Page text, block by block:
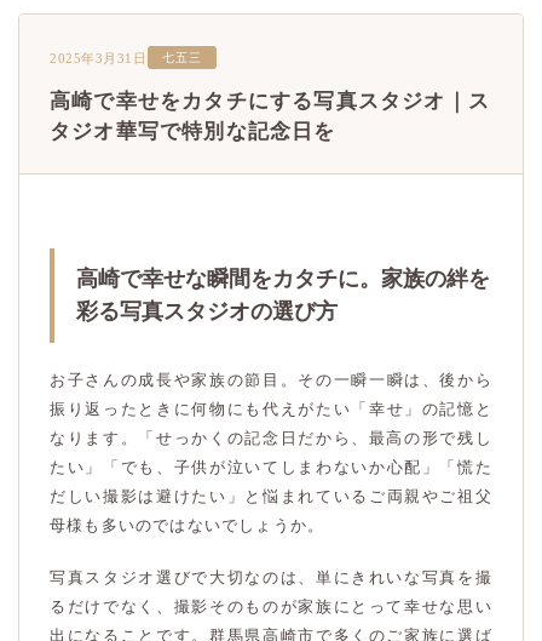
2025年3月31日 七五三
高崎で幸せをカタチにする写真スタジオ｜ス
タジオ華写で特別な記念日を
高崎で幸せな瞬間をカタチに。家族の絆を
彩る写真スタジオの選び方
お子さんの成長や家族の節目。その一瞬一瞬は、後から
振り返ったときに何物にも代えがたい「幸せ」の記憶と
なります。「せっかくの記念日だから、最高の形で残し
たい」「でも、子供が泣いてしまわないか心配」「慌た
だしい撮影は避けたい」と悩まれているご両親やご祖父
母様も多いのではないでしょうか。
写真スタジオ選びで大切なのは、単にきれいな写真を撮
るだけでなく、撮影そのものが家族にとって幸せな思い
出になることです。群馬県高崎市で多くのご家族に選ば